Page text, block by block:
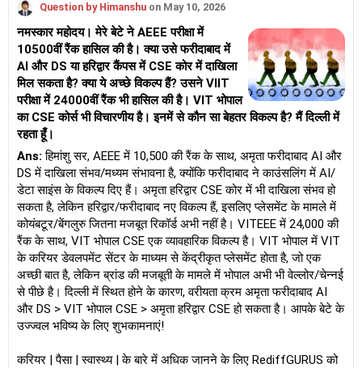
Classes 8 to 12, helping them choose the right stream, course
and college/university.
He also counsels students on how to prepare for entrance
exams for getting admission into reputed universities /colleges
for their graduate/postgraduate courses.
He has guided both fresh graduates and experienced
professionals on how to write a resume, how to prepare for job
interviews and how to negotiate their salary when joining a new
job.
Nayagam has published an eBook, Professional Resume Writing
Without Googling.
He has a postgraduate degree in human resources from Bhartiya
Vidya Bhavan, Delhi, a postgraduate diploma in labour law from
Madras University, a postgraduate diploma in school counselling
from Symbiosis, Pune, and a certification in child psychology
from Counsel India.
He has also completed his master’s degree in career counselling
from ICCC-Mindler and Counsel, India.
Question by Himanshu on May 10, 2026
नमस्कार महोदय। मेरे बेटे ने AEEE परीक्षा में
10500वीं रैंक हासिल की है। क्या उसे फरीदाबाद में
AI और DS या हरिद्वार कैंपस में CSE कोर में दाखिला
मिल सकता है? क्या ये अच्छे विकल्प हैं? उसने VIIT
परीक्षा में 24000वीं रैंक भी हासिल की है। VIT भोपाल
का CSE कोर्स भी विचारणीय है। इनमें से कौन सा बेहतर विकल्प है? मैं दिल्ली में
रहता हूँ।
Ans: हिमांशु सर, AEEE में 10,500 की रैंक के साथ, अमृता फरीदाबाद AI और
DS में दाखिला संभव/मध्यम संभावना है, क्योंकि फरीदाबाद ने काउंसलिंग में AI/
डेटा साइंस के विकल्प दिए हैं। अमृता हरिद्वार CSE कोर में भी दाखिला संभव हो
सकता है, लेकिन हरिद्वार/फरीदाबाद नए विकल्प हैं, इसलिए प्लेसमेंट के मामले में
कोयंबटूर/बेंगलुरु जितना मजबूत रिकॉर्ड अभी नहीं है। VITEEE में 24,000 की
रैंक के साथ, VIT भोपाल CSE एक व्यावहारिक विकल्प है। VIT भोपाल में VIT
के करियर डेवलपमेंट सेंटर के माध्यम से केंद्रीकृत प्लेसमेंट होता है, जो एक
अच्छी बात है, लेकिन ब्रांड की मजबूती के मामले में भोपाल अभी भी वेल्लोर/चेन्नई
से पीछे है। दिल्ली में स्थित होने के कारण, वरीयता क्रम अमृता फरीदाबाद AI
और DS > VIT भोपाल CSE > अमृता हरिद्वार CSE हो सकता है। आपके बेटे के
उज्ज्वल भविष्य के लिए शुभकामनाएं!
करियर | पैसा | स्वास्थ्य | के बारे में अधिक जानने के लिए RediffGURUS को